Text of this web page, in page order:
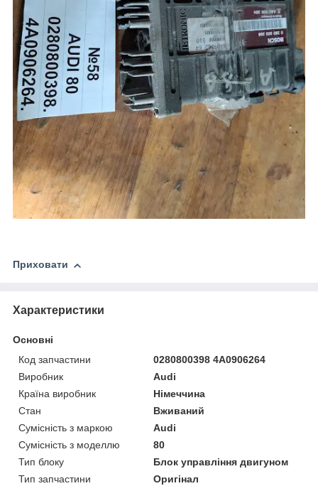
Приховати
Характеристики
Основні
Код запчастини
0280800398 4A0906264
Виробник
Audi
Країна виробник
Німеччина
Стан
Вживаний
Сумісність з маркою
Audi
Сумісність з моделлю
80
Тип блоку
Блок управління двигуном
Тип запчастини
Оригінал